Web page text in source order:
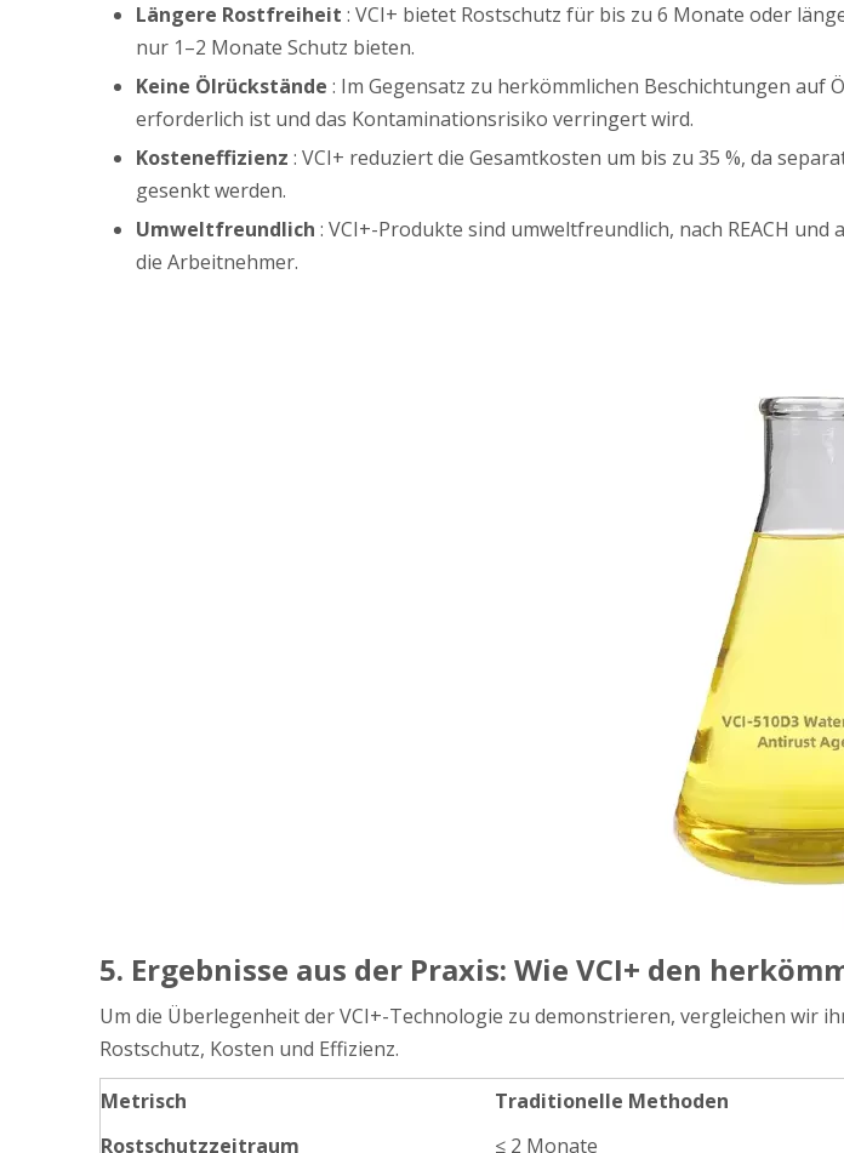
Längere Rostfreiheit : VCI+ bietet Rostschutz für bis zu 6 Monate oder
nur 1–2 Monate Schutz bieten.
Keine Ölrückstände : Im Gegensatz zu herkömmlichen Beschichtungen auf
erforderlich ist und das Kontaminationsrisiko verringert wird.
Kosteneffizienz : VCI+ reduziert die Gesamtkosten um bis zu 35 %, da
gesenkt werden.
Umweltfreundlich : VCI+-Produkte sind umweltfreundlich, nach REACH
die Arbeitnehmer.
5. Ergebnisse aus der Praxis: Wie VCI+ den
Um die Überlegenheit der VCI+-Technologie zu demonstrieren, vergleichen wir
Rostschutz, Kosten und Effizienz.
Metrisch
Traditionelle Methoden
Rostschutzzeitraum
≤ 2 Monate